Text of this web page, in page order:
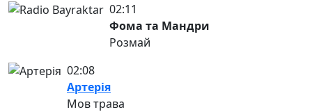
02:11
Фома та Мандри
Розмай
02:08
Артерія
Мов трава